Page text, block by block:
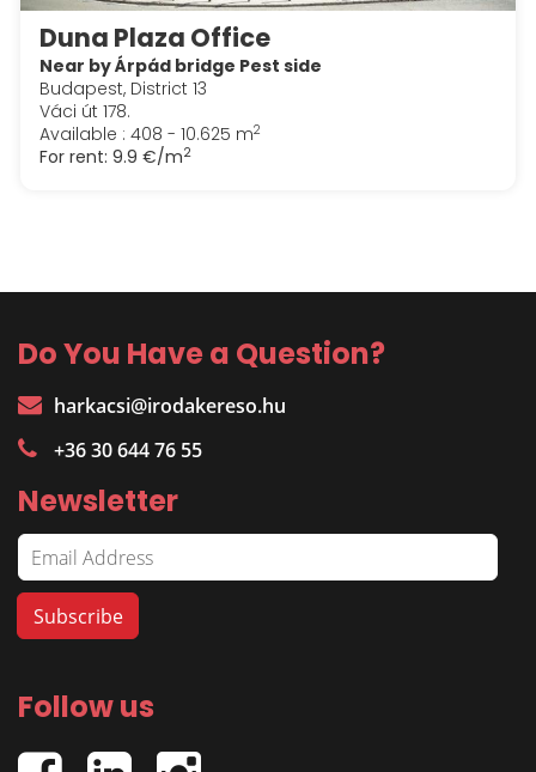
Duna Plaza Office
Near by Árpád bridge Pest side
Budapest, District 13
Váci út 178.
Available : 408 - 10.625 m2
For rent: 9.9 €/m2
Do You Have a Question?
harkacsi@irodakereso.hu
+36 30 644 76 55
Newsletter
Follow us